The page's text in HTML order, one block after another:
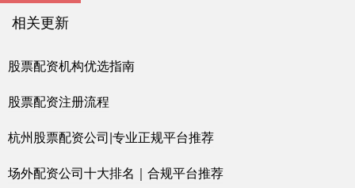
相关更新
股票配资机构优选指南
股票配资注册流程
杭州股票配资公司|专业正规平台推荐
场外配资公司十大排名｜合规平台推荐